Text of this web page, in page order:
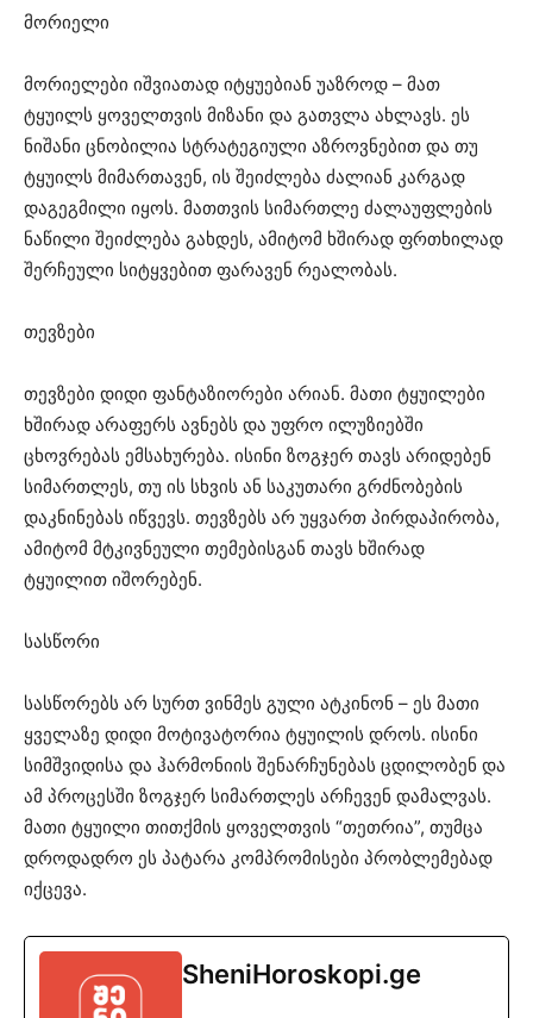
მორიელი
მორიელები იშვიათად იტყუებიან უაზროდ – მათ
ტყუილს ყოველთვის მიზანი და გათვლა ახლავს. ეს
ნიშანი ცნობილია სტრატეგიული აზროვნებით და თუ
ტყუილს მიმართავენ, ის შეიძლება ძალიან კარგად
დაგეგმილი იყოს. მათთვის სიმართლე ძალაუფლების
ნაწილი შეიძლება გახდეს, ამიტომ ხშირად ფრთხილად
შერჩეული სიტყვებით ფარავენ რეალობას.
თევზები
თევზები დიდი ფანტაზიორები არიან. მათი ტყუილები
ხშირად არაფერს ავნებს და უფრო ილუზიებში
ცხოვრებას ემსახურება. ისინი ზოგჯერ თავს არიდებენ
სიმართლეს, თუ ის სხვის ან საკუთარი გრძნობების
დაკნინებას იწვევს. თევზებს არ უყვართ პირდაპირობა,
ამიტომ მტკივნეული თემებისგან თავს ხშირად
ტყუილით იშორებენ.
სასწორი
სასწორებს არ სურთ ვინმეს გული ატკინონ – ეს მათი
ყველაზე დიდი მოტივატორია ტყუილის დროს. ისინი
სიმშვიდისა და ჰარმონიის შენარჩუნებას ცდილობენ და
ამ პროცესში ზოგჯერ სიმართლეს არჩევენ დამალვას.
მათი ტყუილი თითქმის ყოველთვის “თეთრია”, თუმცა
დროდადრო ეს პატარა კომპრომისები პრობლემებად
იქცევა.
SheniHoroskopi.ge